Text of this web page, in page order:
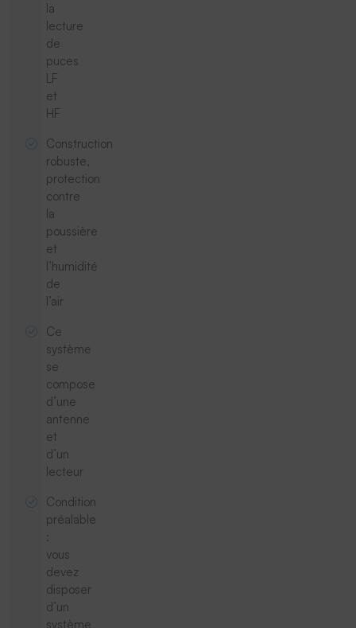
la
lecture
de
puces
LF
et
HF
Construction
robuste,
protection
contre
la
poussière
et
l’humidité
de
l’air
Ce
système
se
compose
d’une
antenne
et
d’un
lecteur
Condition
préalable
:
vous
devez
disposer
d’un
système